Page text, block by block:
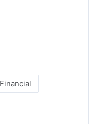
Financial